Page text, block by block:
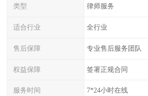
类型 律师服务
适合行业 全行业
售后保障 专业售后服务团队
权益保障 签署正规合同
服务时间 7*24小时在线